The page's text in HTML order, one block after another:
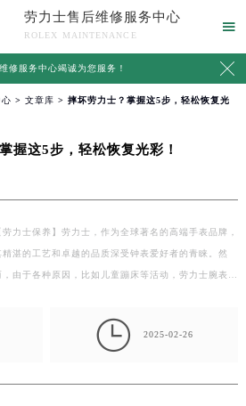
劳力士售后维修服务中心
ROLEX MAINTENANCE

修服务中心竭诚为您服务！ 
> 文章库 > 摔坏劳力士？掌握这5步，轻松恢复光
握这5步，轻松恢复光彩！
劳力士保养】劳力士，作为全球著名的高端手表品牌，
精湛的工艺和卓越的品质深受钟表爱好者的青睐。然
，由于各种原因，比如儿童蹦床等活动，劳力士腕表也
 2025-02-26